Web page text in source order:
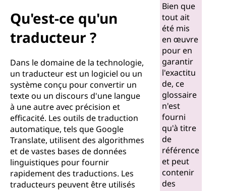
u
Qu'est-ce qu'un
traducteur ?
Dans le domaine de la technologie,
un traducteur est un logiciel ou un
système conçu pour convertir un
texte ou un discours d'une langue
à une autre avec précision et
efficacité. Les outils de traduction
automatique, tels que Google
Translate, utilisent des algorithmes
et de vastes bases de données
linguistiques pour fournir
rapidement des traductions. Les
traducteurs peuvent être utilisés
Bien que
tout ait
été mis
en œuvre
pour en
garantir
l'exactitu
de, ce
glossaire
n'est
fourni
qu'à titre
de
référence
et peut
contenir
des